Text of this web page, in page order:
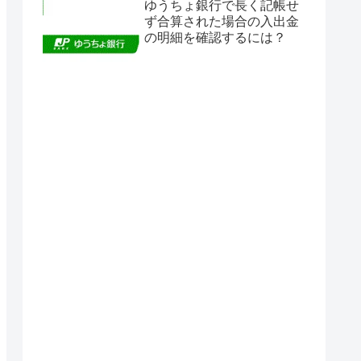
ゆうちょ銀行で長く記帳せ
ず合算された場合の入出金
の明細を確認するには？